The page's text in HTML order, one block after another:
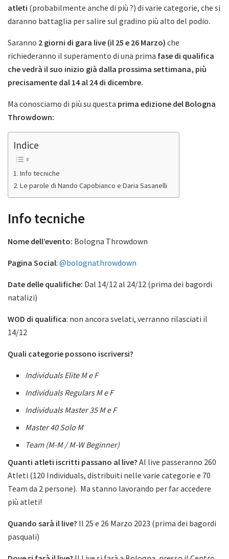
atleti (probabilmente anche di più ?) di varie categorie, che si
daranno battaglia per salire sul gradino più alto del podio.
Saranno 2 giorni di gara live (il 25 e 26 Marzo) che
richiederanno il superamento di una prima fase di qualifica
che vedrà il suo inizio già dalla prossima settimana, più
precisamente dal 14 al 24 di dicembre.
Ma conosciamo di più su questa prima edizione del Bologna
Throwdown:
Indice
Info tecniche
Le parole di Nando Capobianco e Daria Sasanelli
Info tecniche
Nome dell’evento: Bologna Throwdown
Pagina Social: @bolognathrowdown
Date delle qualifiche: Dal 14/12 al 24/12 (prima dei bagordi
natalizi)
WOD di qualifica: non ancora svelati, verranno rilasciati il
14/12
Quali categorie possono iscriversi?
Individuals Elite M e F
Individuals Regulars M e F
Individuals Master 35 M e F
Master 40 Solo M
Team (M-M / M-W Beginner)
Quanti atleti iscritti passano al live? Al live passeranno 260
Atleti (120 Individuals, distribuiti nelle varie categorie e 70
Team da 2 persone). Ma stanno lavorando per far accedere
più atleti!
Quando sarà il live? Il 25 e 26 Marzo 2023 (prima dei bagordi
pasquali)